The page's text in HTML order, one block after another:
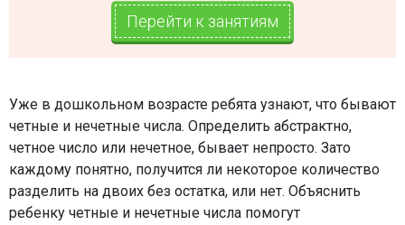
Перейти к занятиям
Уже в дошкольном возрасте ребята узнают, что бывают
четные и нечетные числа. Определить абстрактно,
четное число или нечетное, бывает непросто. Зато
каждому понятно, получится ли некоторое количество
разделить на двоих без остатка, или нет. Объяснить
ребенку четные и нечетные числа помогут